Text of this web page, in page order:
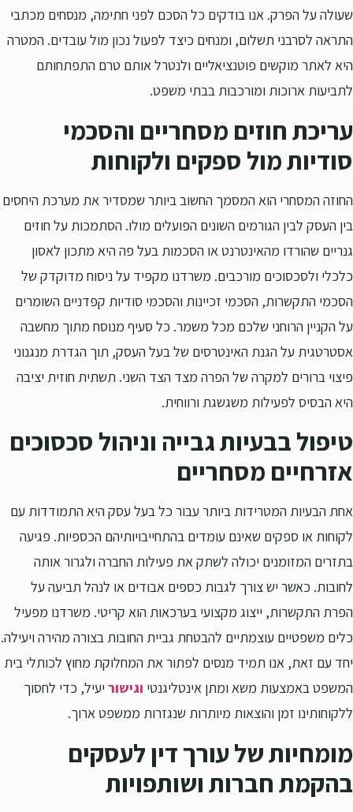
שעולה על הפרק. אנו בודקים כל הסכם לפני חתימה, מנסחים מכתבי
התראה לסרבני תשלום, ומנחים כיצד לפעול נכון מול עובדים. המטרה
היא לאתר מוקשים פוטנציאליים ולנטרל אותם טרם התפתחותם
לתביעות ארוכות ומורכבות בבתי משפט.
עריכת חוזים מסחריים והסכמי
סודיות מול ספקים ולקוחות
החוזה המסחרי הוא המסמך החשוב ביותר שמסדיר את מערכת היחסים
בין העסק לבין הגורמים השונים הפועלים מולו. הסתמכות על חוזים
גנריים שהורדו מהאינטרנט או הסכמות בעל פה היא מתכון לאסון
כלכלי ולסכסוכים מורכבים. משרדנו מקפיד על ניסוח מדוקדק של
הסכמי התקשרות, הסכמי זכיינות והסכמי סודיות קפדניים השומרים
על הקניין הרוחני שלכם מכל משמר. כל סעיף מנוסח מתוך מחשבה
אסטרטגית על הגנת האינטרסים של בעל העסק, תוך הגדרת מנגנוני
פיצוי ברורים למקרה של הפרה מצד הצד השני. תשתית חוזית יציבה
היא הבסיס לפעילות משגשגת ורווחית.
טיפול בבעיות גבייה וניהול סכסוכים
אזרחיים מסחריים
אחת הבעיות המטרידות ביותר עבור כל בעל עסק היא התמודדות עם
לקוחות או ספקים שאינם עומדים בהתחייבויותיהם הכספיות. פגיעה
בתזרים המזומנים יכולה לשתק את פעילות החברה ולגרור אותה
לחובות. כאשר יש צורך לגבות כספים אבודים או לנהל תביעה על
הפרת התקשרות, ייצוג מקצועי בערכאות הוא קריטי. משרדנו מפעיל
כלים משפטיים עוצמתיים להבטחת גביית החובות בצורה מהירה ויעילה.
יחד עם זאת, אנו תמיד מנסים לפתור את המחלוקת מחוץ לכותלי בית
המשפט באמצעות משא ומתן אינטליגנטי וגישור יעיל, כדי לחסוך
ללקוחותינו זמן והוצאות מיותרות שנגזרות ממשפט ארוך.
מומחיות של עורך דין לעסקים
בהקמת חברות ושותפויות